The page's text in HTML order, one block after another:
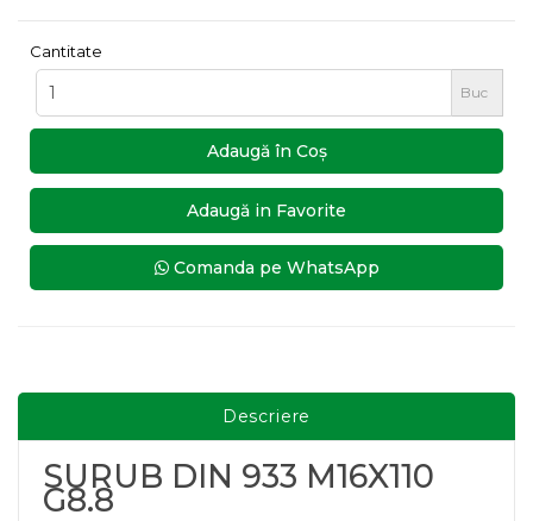
Cantitate
Buc
Adaugă în Coş
Adaugă in Favorite
Comanda pe WhatsApp
Descriere
SURUB DIN 933 M16X110
G8.8